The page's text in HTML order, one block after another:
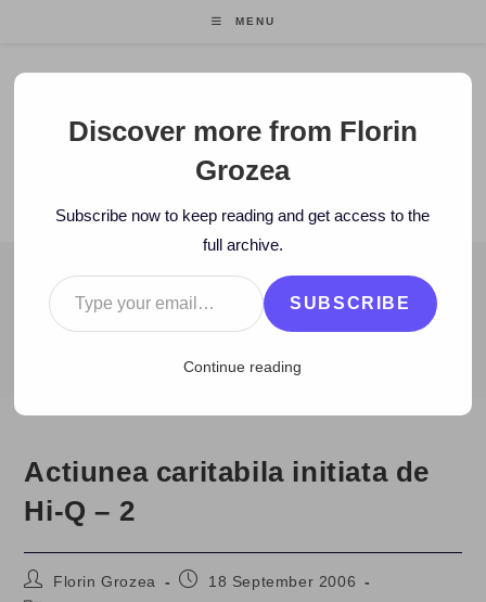
MENU
Florin Grozea
ENTREPRENEUR. FOUNDER/CEO MOCAPP.
BLOG
2006 > September > 18 > Zi de zi > Actiunea caritabila initiata
Actiunea caritabila initiata de
Hi-Q – 2
PostFlorin Grozea
Post18 September 2006
Discover more from Florin
Grozea
Subscribe now to keep reading and get access to the
full archive.
Type your email…
SUBSCRIBE
Continue reading